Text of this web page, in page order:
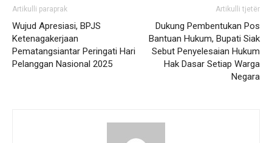
Artikulli paraprak
Wujud Apresiasi, BPJS
Ketenagakerjaan
Pematangsiantar Peringati Hari
Pelanggan Nasional 2025
Artikulli tjetër
Dukung Pembentukan Pos
Bantuan Hukum, Bupati Siak
Sebut Penyelesaian Hukum
Hak Dasar Setiap Warga
Negara